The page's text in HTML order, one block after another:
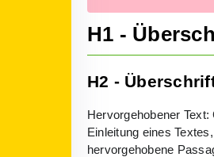
H1 -
H2 -
Hervorgehobener Text:
Einleitung eines
hervorgehobene